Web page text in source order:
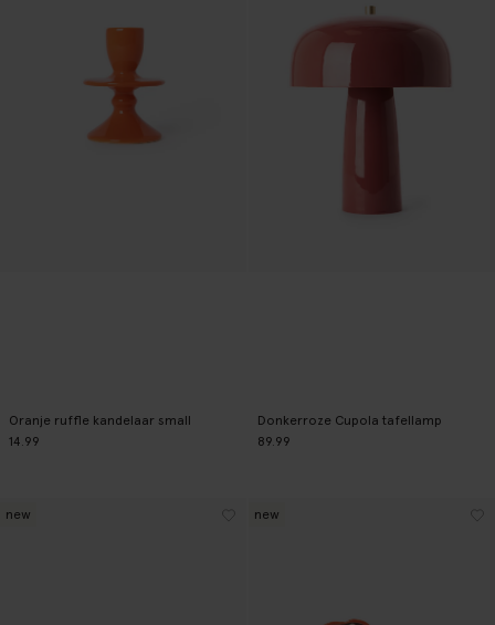
Oranje ruffle kandelaar small
14.99
Donkerroze Cupola tafellamp
89.99
new new